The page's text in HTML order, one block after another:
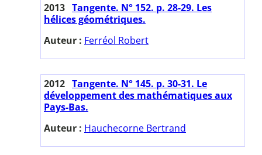
2013 Tangente. N° 152. p. 28-29. Les
hélices géométriques.
Auteur : Ferréol Robert
2012 Tangente. N° 145. p. 30-31. Le
développement des mathématiques aux
Pays-Bas.
Auteur : Hauchecorne Bertrand